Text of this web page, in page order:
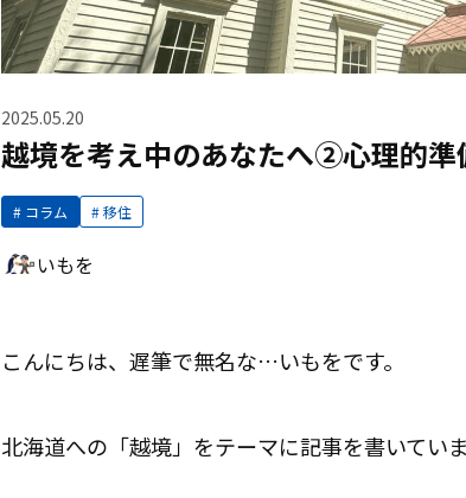
2025.05.20
越境を考え中のあなたへ②心理的準
コラム 移住
いもを
こんにちは、遅筆で無名な…いもをです。
北海道への「越境」をテーマに記事を書いていま